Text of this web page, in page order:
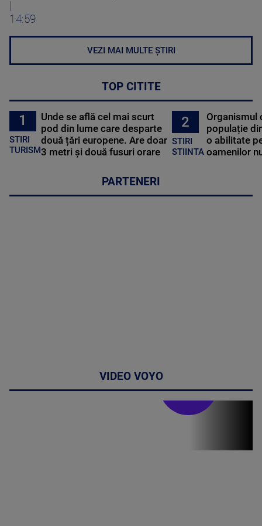
14:59
VEZI MAI MULTE ȘTIRI
TOP CITITE
1
STIRI
TURISM
Unde se află cel mai scurt
pod din lume care desparte
două țări europene. Are doar
3 metri și două fusuri orare
2
STIRI
STIINTA
Organismul
populație
o abilitate
oamenilor
PARTENERI
VIDEO VOYO